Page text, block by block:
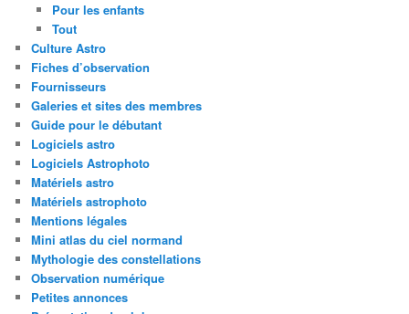
Pour les enfants
Tout
Culture Astro
Fiches d’observation
Fournisseurs
Galeries et sites des membres
Guide pour le débutant
Logiciels astro
Logiciels Astrophoto
Matériels astro
Matériels astrophoto
Mentions légales
Mini atlas du ciel normand
Mythologie des constellations
Observation numérique
Petites annonces